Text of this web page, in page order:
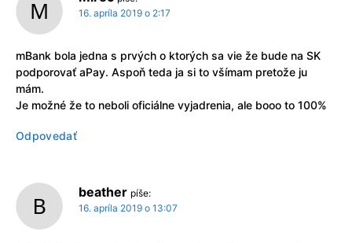
16. apríla 2019 o 2:17
mBank bola jedna s prvých o ktorých sa vie že bude na SK
podporovať aPay. Aspoň teda ja si to všímam pretože ju
mám.
Je možné že to neboli oficiálne vyjadrenia, ale booo to 100%
Odpovedať
beather píše:
16. apríla 2019 o 13:07